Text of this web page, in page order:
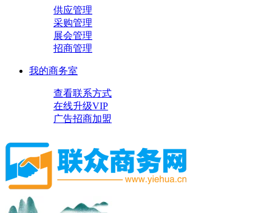
供应管理
采购管理
展会管理
招商管理
我的商务室
查看联系方式
在线升级VIP
广告招商加盟